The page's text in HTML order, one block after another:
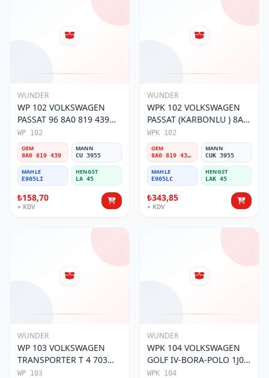
WUNDER
WP 102 VOLKSWAGEN
PASSAT 96 8A0 819 439
Polen Filtresi
WP 102
OEM
8A0 819 439
MANN
CU 3955
MAHLE
E905LI
HENGST
LA 45
₺158,70
+ KDV
WUNDER
WPK 102 VOLKSWAGEN
PASSAT (KARBONLU ) 8A0
819 439B Polen Filtresi
WPK 102
OEM
8A0 819 439B
MANN
CUK 3955
MAHLE
E905LC
HENGST
LAK 45
₺343,85
+ KDV
WUNDER
WP 103 VOLKSWAGEN
TRANSPORTER T 4 703
819 989 Polen Filtresi
WP 103
WUNDER
WPK 104 VOLKSWAGEN
GOLF IV-BORA-POLO 1J0
819 644 Polen Filtresi
WPK 104